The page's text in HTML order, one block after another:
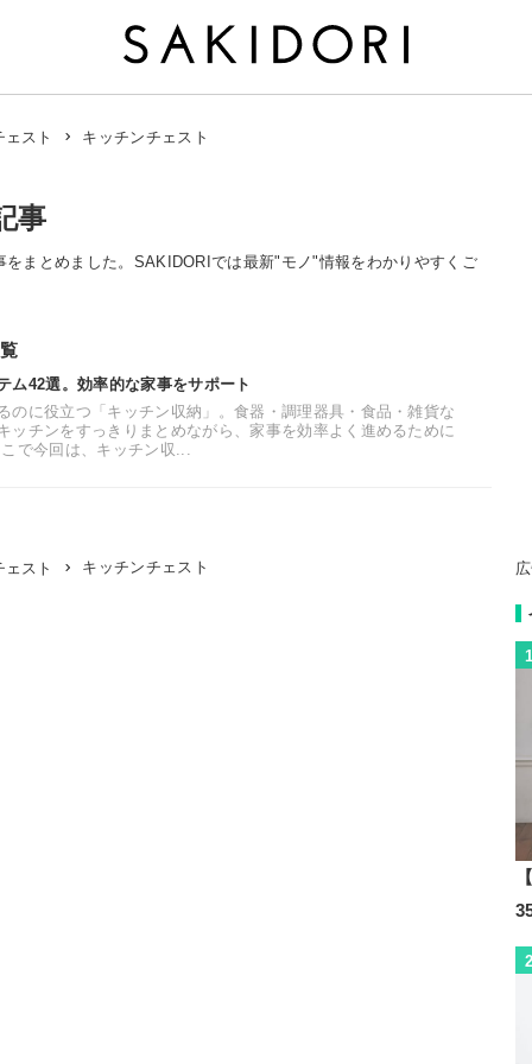
ェスト キッチンチェスト
事
まとめました。SAKIDORIでは最新"モノ"情報をわかりやすくご
ム42選。効率的な家事をサポート
のに役立つ「キッチン収納」。食器・調理器具・食品・雑貨な
ッチンをすっきりまとめながら、家事を効率よく進めるために
で今回は、キッチン収...
ェスト キッチンチェスト